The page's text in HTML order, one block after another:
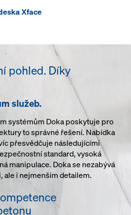
Xface
pohled. Díky
služeb.
systémům Doka poskytuje pro
to správné řešení. Nabídka
přesvědčuje následujícími
standard, vysoká
manipulace. Doka se nezabývá
ale i nejmenším detailem.